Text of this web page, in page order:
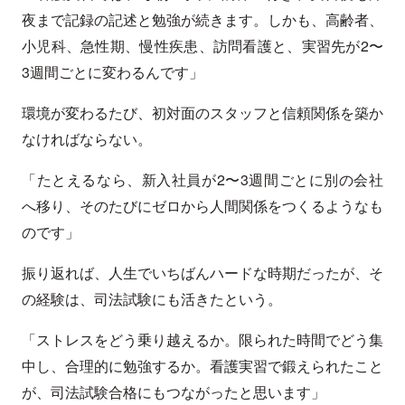
夜まで記録の記述と勉強が続きます。しかも、高齢者、
小児科、急性期、慢性疾患、訪問看護と、実習先が2〜
3週間ごとに変わるんです」
環境が変わるたび、初対面のスタッフと信頼関係を築か
なければならない。
「たとえるなら、新入社員が2〜3週間ごとに別の会社
へ移り、そのたびにゼロから人間関係をつくるようなも
のです」
振り返れば、人生でいちばんハードな時期だったが、そ
の経験は、司法試験にも活きたという。
「ストレスをどう乗り越えるか。限られた時間でどう集
中し、合理的に勉強するか。看護実習で鍛えられたこと
が、司法試験合格にもつながったと思います」